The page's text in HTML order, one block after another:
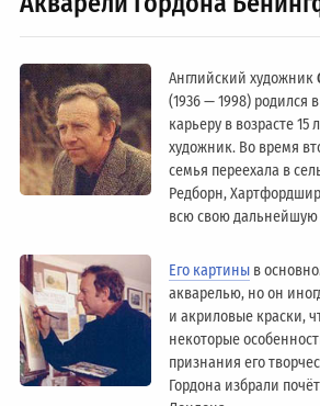
Английский художник
(1936 — 1998) родился
карьеру в возрасте 15
художник. Во время
семья переехала в
Редборн,
всю свою
Его картины в
акварелью, но он
и акриловые краски,
некоторые
признания его
Гордона избрали